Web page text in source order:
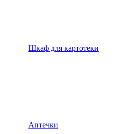
Шкаф для картотеки
Аптечки